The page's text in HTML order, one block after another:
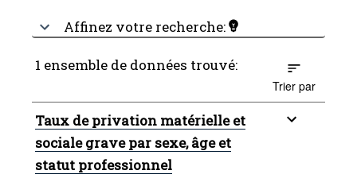
Affinez votre recherche:
1 ensemble de données trouvé:
Trier par
Taux de privation matérielle et
sociale grave par sexe, âge et
statut professionnel